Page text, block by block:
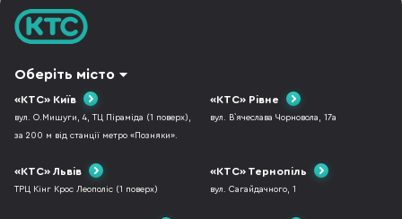
Оберіть місто
«КТС» Київ
вул. О.Мишуги, 4, ТЦ Піраміда (1 поверх),
за 200 м від станції метро «Позняки».
«КТС» Рівне
вул. В`ячеслава Чорновола, 17а
«КТС» Львів
ТРЦ Кінг Крос Леополіс (1 поверх)
«КТС» Тернопіль
вул. Сагайдачного, 1